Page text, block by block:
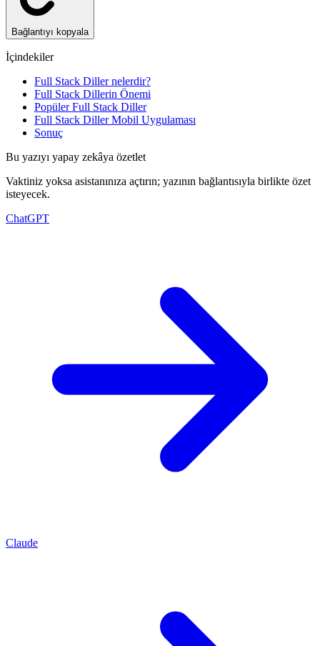
Bağlantıyı kopyala
İçindekiler
Full Stack Diller nelerdir?
Full Stack Dillerin Önemi
Popüler Full Stack Diller
Full Stack Diller Mobil Uygulaması
Sonuç
Bu yazıyı yapay zekâya özetlet
Vaktiniz yoksa asistanınıza açtırın; yazının bağlantısıyla birlikte özet
isteyecek.
ChatGPT
Claude